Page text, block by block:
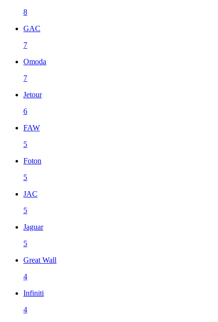
8
GAC
7
Omoda
7
Jetour
6
FAW
5
Foton
5
JAC
5
Jaguar
5
Great Wall
4
Infiniti
4